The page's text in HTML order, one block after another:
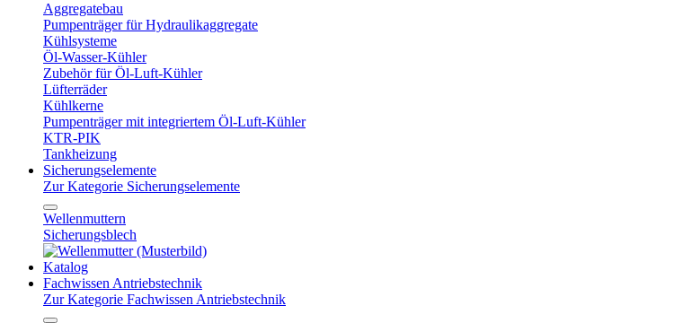
Aggregatebau
Pumpenträger für Hydraulikaggregate
Kühlsysteme
Öl-Wasser-Kühler
Zubehör für Öl-Luft-Kühler
Lüfterräder
Kühlkerne
Pumpenträger mit integriertem Öl-Luft-Kühler
KTR-PIK
Tankheizung
Sicherungselemente
Zur Kategorie Sicherungselemente
Wellenmuttern
Sicherungsblech
Katalog
Fachwissen Antriebstechnik
Zur Kategorie Fachwissen Antriebstechnik